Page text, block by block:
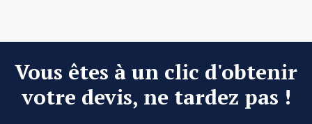
Vous êtes à un clic d'obtenir
votre devis, ne tardez pas !